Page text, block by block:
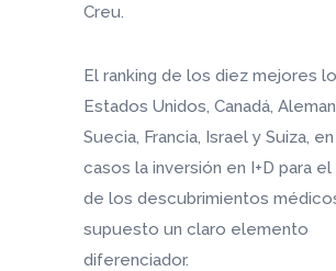
Creu.
El ranking de los diez mejores
Estados Unidos, Canadá,
Suecia, Francia, Israel y Suiza,
casos la inversión en I+D para el
de los descubrimientos
supuesto un claro elemento
diferenciador.